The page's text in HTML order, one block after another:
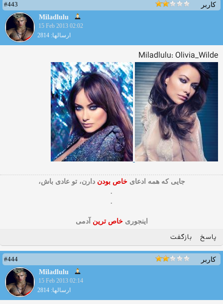
کاربر
#443
Miladlulu
15 Feb 2013 02:02
ارسالها: 2814
Miladlulu: Olivia_Wilde
جایی که همه ادعایخاص بودن دارن، تو عادی باش،
.
.
اینجوریخاص ترین آدمی
پاسخ بازگفت
کاربر
#444
Miladlulu
15 Feb 2013 02:14
ارسالها: 2814